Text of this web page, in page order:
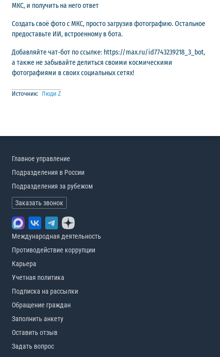
МКС, и получить на него ответ
Создать своё фото с МКС, просто загрузив фотографию. Остальное
предоставьте ИИ, встроенному в бота.
Добавляйте чат-бот по ссылке: https://max.ru/id7743239218_3_bot,
а также не забывайте делиться своими космическими
фотографиями в своих социальных сетях!
Источник: Люди Z
Главное управление
Подразделения в России
Подразделения за рубежом
Заказать звонок
Международная деятельность
Противодействие коррупции
Карьера
Учетная политика
Подписка на рассылки
Обращение граждан
Заполнить анкету
Оставить отзыв
Задать вопрос